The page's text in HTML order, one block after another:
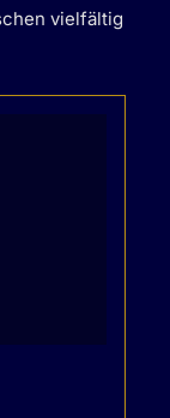
vielfältig